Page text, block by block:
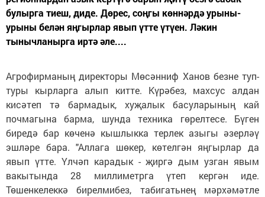
булырга тиеш, диде. Дөрес, соңгы көннәрдә урыны-
урыны белән яңгырлар явып үтте үтүен. Ләкин
тынычланырга иртә әле....
Агрофирманың директоры Мөсәнниф Ханов безне туп-
туры кырларга алып китте. Күрәбез, махсус алдан
кисәтеп тә бармадык, хуҗалык басуларының кай
почмагына барма, шунда техника гөрелтесе. Бүген
биредә бар көченә кышлыкка терлек азыгы әзерләү
эшләре бара. "Аллага шөкер, көтелгән яңгырлар да
явып үтте. Үлчәп карадык - җиргә дым узган явым
вакытында 28 миллиметрга үтеп кергән иде.
Төшенкелеккә бирелмибез, табигатьнең мәрхәмәтле